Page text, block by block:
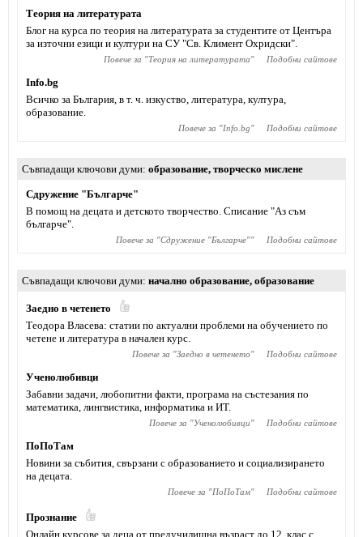
Теория на литературата
Блог на курса по теория на литературата за студентите от Центъра
за източни езици и култури на СУ "Св. Климент Охридски".
Повече за "Теория на литературата" Подобни сайтове
Info.bg
Всичко за България, в т. ч. изкуство, литература, култура,
образование.
Повече за "Info.bg" Подобни сайтове
Съвпадащи ключови думи образование, творческо мислене
Сдружение "Българче"
В помощ на децата и детското творчество. Списание "Аз съм
българче".
Повече за "Сдружение "Българче"" Подобни сайтове
Съвпадащи ключови думи начално образование, образование
Заедно в четенето
Теодора Власева: статии по актуални проблеми на обучението по
четене и литература в начален курс.
Повече за "Заедно в четенето" Подобни сайтове
Ученолюбивци
Забавни задачи, любопитни факти, програма на състезания по
математика, лингвистика, информатика и ИТ.
Повече за "Ученолюбивци" Подобни сайтове
ПоПоТам
Новини за събития, свързани с образованието и социализирането
на децата.
Повече за "ПоПоТам" Подобни сайтове
Прознание
Онлайн курсове за деца от предучилищна възраст до 12. клас с